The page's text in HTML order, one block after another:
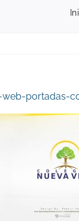
web-portadas-